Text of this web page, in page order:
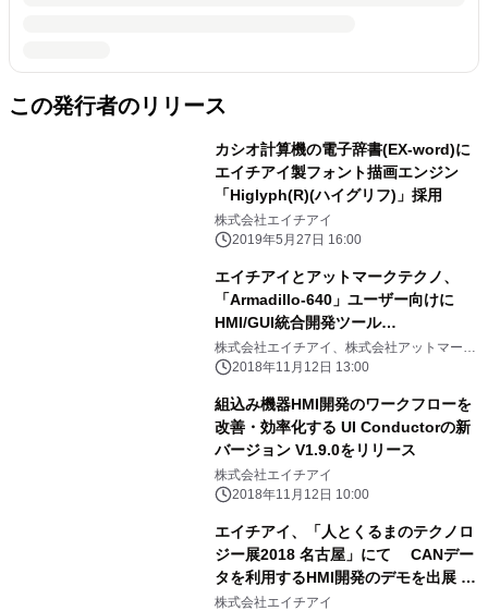
この発行者のリリース
カシオ計算機の電子辞書(EX-word)に
エイチアイ製フォント描画エンジン
「Higlyph(R)(ハイグリフ)」採用
株式会社エイチアイ
2019年5月27日 16:00
エイチアイとアットマークテクノ、
「Armadillo-640」ユーザー向けに
HMI/GUI統合開発ツール
「exbeans(R) UI Conductor SDK」
の提供を開始
株式会社エイチアイ、株式会社アットマーク
テクノ2018年11月12日 13:00
組込み機器HMI開発のワークフローを
改善・効率化する UI Conductorの新
バージョン V1.9.0をリリース
株式会社エイチアイ
2018年11月12日 10:00
エイチアイ、「人とくるまのテクノロ
ジー展2018 名古屋」にて CANデー
タを利用するHMI開発のデモを出展 7
月11日～13日
株式会社エイチアイ